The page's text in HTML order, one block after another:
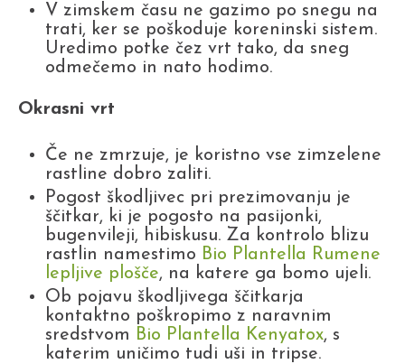
V zimskem času ne gazimo po snegu na
trati, ker se poškoduje koreninski sistem.
Uredimo potke čez vrt tako, da sneg
odmečemo in nato hodimo.
Okrasni vrt
Če ne zmrzuje, je koristno vse zimzelene
rastline dobro zaliti.
Pogost škodljivec pri prezimovanju je
ščitkar, ki je pogosto na pasijonki,
bugenvileji, hibiskusu. Za kontrolo blizu
rastlin namestimo Bio Plantella Rumene
lepljive plošče, na katere ga bomo ujeli.
Ob pojavu škodljivega ščitkarja
kontaktno poškropimo z naravnim
sredstvom Bio Plantella Kenyatox, s
katerim uničimo tudi uši in tripse.